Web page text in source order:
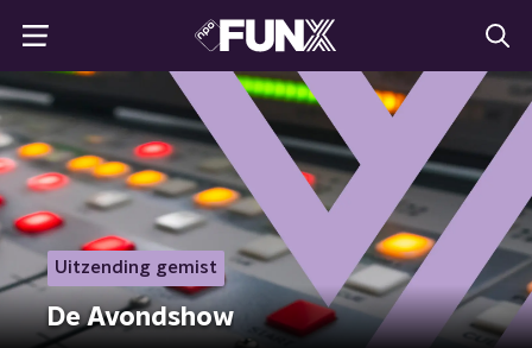
Uitzending gemist
De Avondshow